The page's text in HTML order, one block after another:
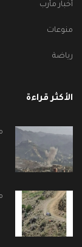
أخبار مأرب
منوعات
رياضة
الأكثر قراءة